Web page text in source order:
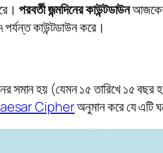
পরবর্তী জন্মদিনের কাউন্টডাউনআজকের
কাউন্টডাউন করে।
সমান হয় (যেমন ১৫ তারিখে ১৫ বছর
Cipherঅনুমান করে যে এটি